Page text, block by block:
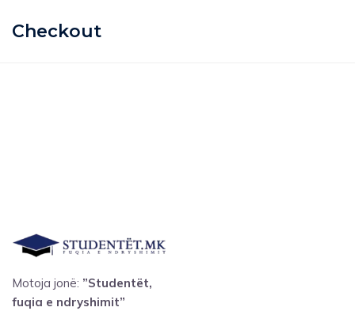
Checkout
Motoja jonë: ”Studentët,
fuqia e ndryshimit”